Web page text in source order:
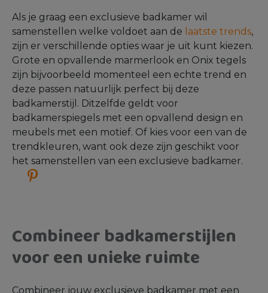
Als je graag een exclusieve badkamer wil
samenstellen welke voldoet aan de laatste trends,
zijn er verschillende opties waar je uit kunt kiezen.
Grote en opvallende marmerlook en Onix tegels
zijn bijvoorbeeld momenteel een echte trend en
deze passen natuurlijk perfect bij deze
badkamerstijl. Ditzelfde geldt voor
badkamerspiegels met een opvallend design en
meubels met een motief. Of kies voor een van de
trendkleuren, want ook deze zijn geschikt voor
het samenstellen van een exclusieve badkamer.